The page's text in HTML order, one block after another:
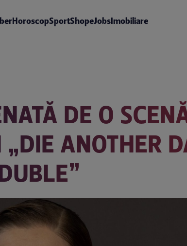
HoroscopSportShopeJobsImobiliare
DE O
ANOTHER